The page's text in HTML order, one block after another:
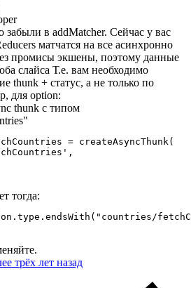
забыли в addMatcher. Сейчас у вас
матчатся на все асинхронно
промисы экшены, поэтому данные
слайса Т.е. вам необходимо
thunk + статус, а не только по
для option:
thunk с типом
= createAsyncThunk(
тогда:
трёх лет назад